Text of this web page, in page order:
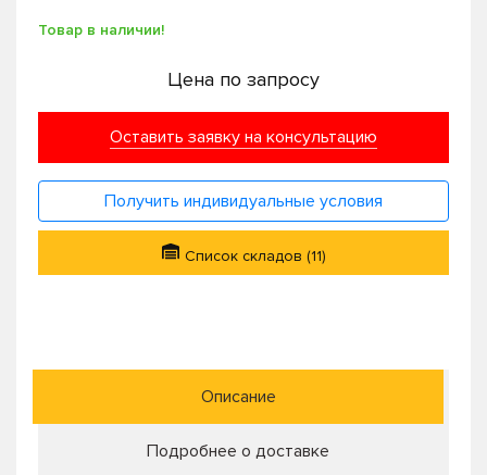
Товар в наличии!
Цена по запросу
Оставить заявку на консультацию
Получить индивидуальные условия
Список складов (11)
Описание
Подробнее о доставке